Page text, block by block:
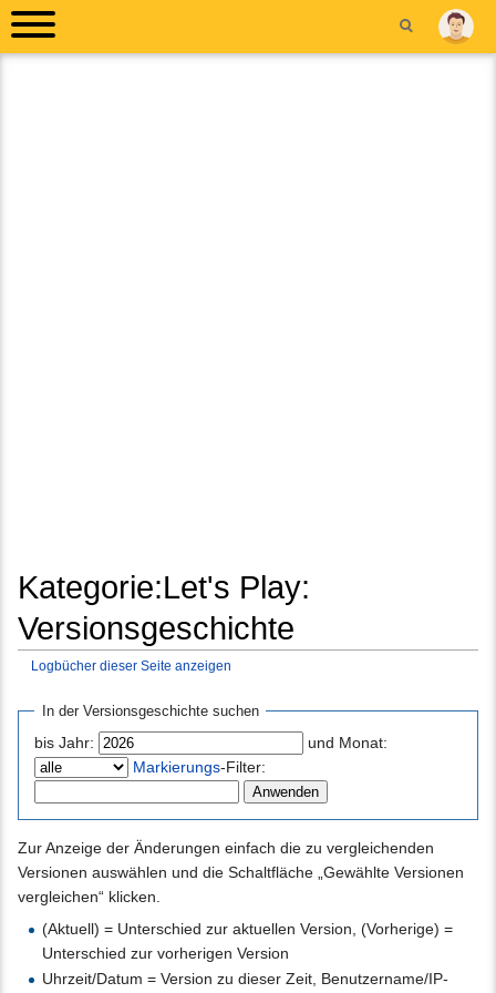
Kategorie:Let's Play:
Versionsgeschichte
Logbücher dieser Seite anzeigen
In der Versionsgeschichte suchen
bis Jahr:
und Monat:
Markierungs-Filter:
Zur Anzeige der Änderungen einfach die zu vergleichenden
Versionen auswählen und die Schaltfläche „Gewählte Versionen
vergleichen“ klicken.
(Aktuell) = Unterschied zur aktuellen Version, (Vorherige) =
Unterschied zur vorherigen Version
Uhrzeit/Datum = Version zu dieser Zeit, Benutzername/IP-